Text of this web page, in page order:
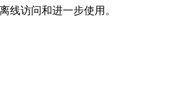
线访问和进一步使用。